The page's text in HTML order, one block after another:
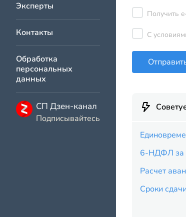
Эксперты
Контакты
Обработка
персональных
данных
СП Дзен-канал
Подписывайтесь
Получить
С
6-НДФЛ за
Расчет
Сроки